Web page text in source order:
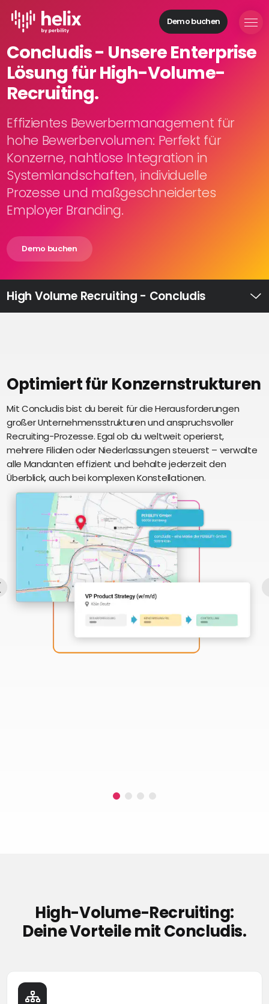
Demo buchen
Helix Module
Organisationen
aufbauen
gewinnen
Mitarbeitende
entwickeln
Feedback
geben
Volume
Ausbildungsmanagement
Lernen
eAkte
und
Digitalisierung
Schnittstellen
Intelligenz
Über uns
Perbility
Offene
Stellen
Compliance
Kontakt
Theme-
Concludis - Unsere Enterprise
Lösung für High-Volume-
Recruiting.
Effizientes Bewerbermanagement für
hohe Bewerbervolumen: Perfekt für
Konzerne, nahtlose Integration in
Systemlandschaften, individuelle
Prozesse und maßgeschneidertes
Employer Branding.
Demo buchen
High Volume Recruiting - Concludis
Optimiert für Konzernstrukturen
Mit Concludis bist du bereit für die Herausforderungen
großer Unternehmensstrukturen und anspruchsvoller
Recruiting-Prozesse. Egal ob du weltweit operierst,
mehrere Filialen oder Niederlassungen steuerst – verwalte
alle Mandanten effizient und behalte jederzeit den
Überblick, auch bei komplexen Konstellationen.
High-Volume-Recruiting:
Deine Vorteile mit Concludis.